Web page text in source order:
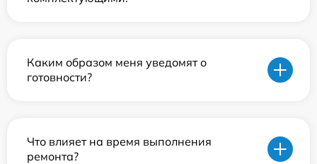
Каким образом меня уведомят о
готовности?
Что влияет на время выполнения
ремонта?